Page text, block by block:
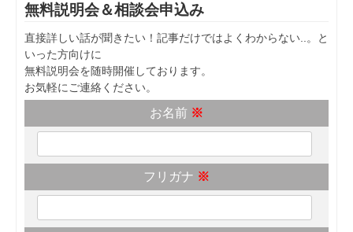
無料説明会＆相談会申込み
直接詳しい話が聞きたい！記事だけではよくわからない..。と
いった方向けに
無料説明会を随時開催しております。
お気軽にご連絡ください。
お名前 ※
フリガナ ※